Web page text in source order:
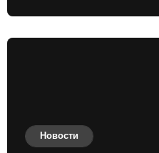
Новости